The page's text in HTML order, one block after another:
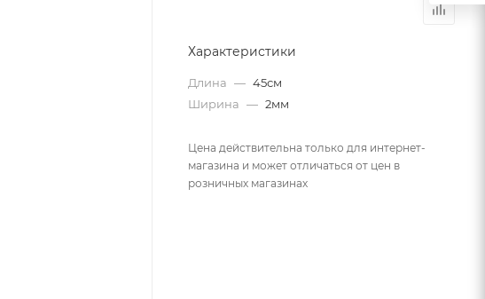
Характеристики
Длина — 45см
Ширина — 2мм
Цена действительна только для интернет-
магазина и может отличаться от цен в
розничных магазинах